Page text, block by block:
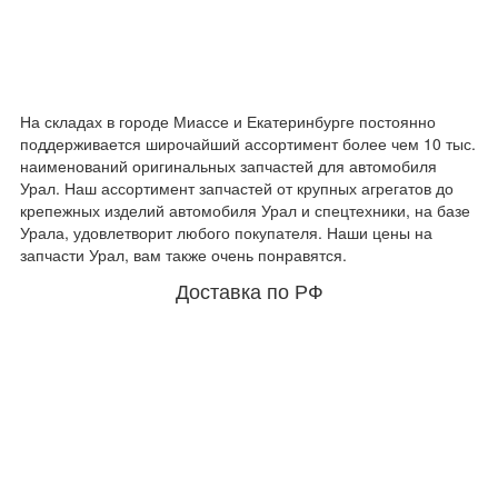
На складах в городе Миассе и Екатеринбурге постоянно
поддерживается широчайший ассортимент более чем 10 тыс.
наименований оригинальных запчастей для автомобиля
Урал. Наш ассортимент запчастей от крупных агрегатов до
крепежных изделий автомобиля Урал и спецтехники, на базе
Урала, удовлетворит любого покупателя. Наши цены на
запчасти Урал, вам также очень понравятся.
Доставка по РФ